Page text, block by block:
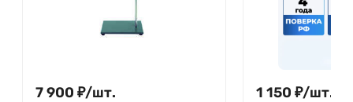
7 900 ₽/шт. 1 150 ₽/шт.